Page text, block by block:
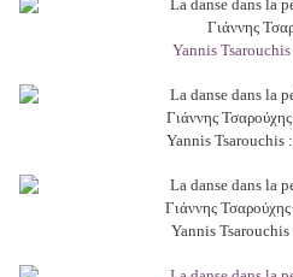
Γιάννης
Yannis Tsarouchis
Γιάννης
Yannis Tsarouchis
Γιάννης
Yannis